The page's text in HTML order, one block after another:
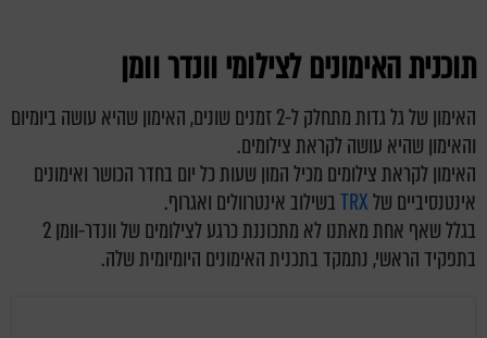
תוכנית האימונים לצילומי וונדר וומן
האימון של גל גדות מתחלק ל-2 זמנים שונים, האימון שהיא עושה ביומיום
והאימון שהיא עושה לקראת צילומים.
האימון לקראת צילומים מכיל המון שעות כל יום בחדר הכושר ואימונים
אינטנסיביים שלTRXבשילוב אינטרוולים ואגרוף.
בגלל שאף אחת מאתנו לא מתכוננת כרגע לצילומים של וונדר-וומן 2
בתפקיד הראשי, נתמקד בתכנית האימונים היומיומית שלה.